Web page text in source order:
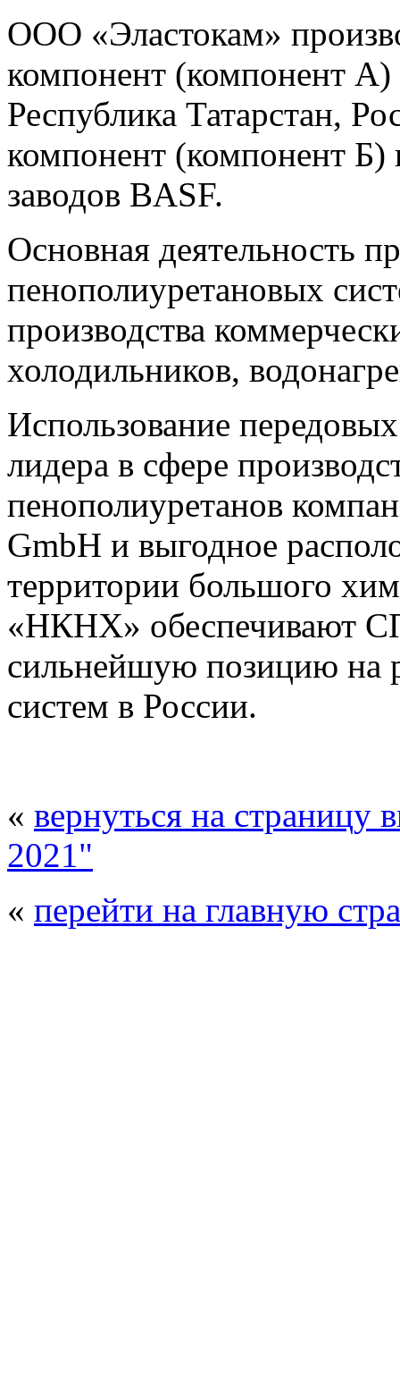
ООО «Эластокам»
компонент (компонент
Республика Татарстан,
компонент (компонент Б)
заводов BASF.
Основная деятельность
пенополиуретановых
производства
холодильников,
Использование
лидера в сфере
пенополиуретанов
GmbH и выгодное
территории большого
«НКНХ» обеспечивают
сильнейшую позицию на
систем в России.
« вернуться на страницу
2021"
« перейти на главную